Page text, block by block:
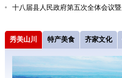
秀美山川 特产美食 齐家文化